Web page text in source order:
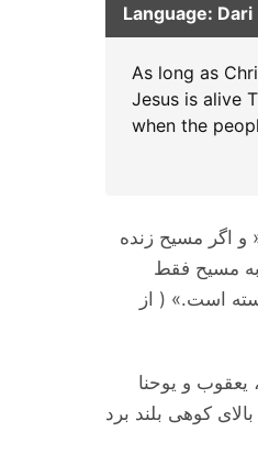
Language: Dari
As long as
Jesus is alive
when the
اگر مسیح زنده
به مسیح فقط
است.» ( از
و یوحنا
كوهی بلند برد